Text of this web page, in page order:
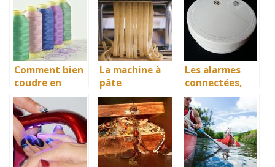
à pizza
électrique?
innovateur et
facilitateur
pour assurer
un excellent
déplacement
de l’appareil
crythérapie
Comment bien
coudre en
gagnant du
temps ? La
machine à
broder bien sûr
La machine à
pâte
électrique, une
machine
adapté pour la
transformatio
n et la cuisson
de vos pâtes
Les alarmes
connectées,
d’excellents
accessoires de
surveillance
des biens et
des personnes